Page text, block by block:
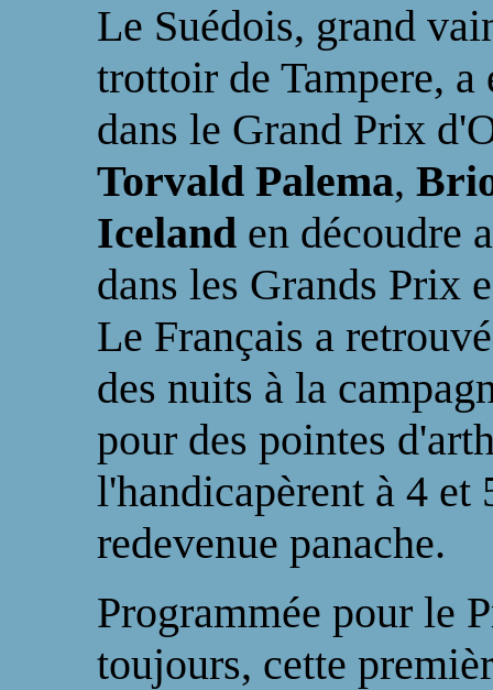
Le Suédois, grand
trottoir de Tampere,
dans le Grand Prix
Torvald Palema,
Iceland en découdre
dans les Grands Prix
Le Français a
des nuits à la
pour des pointes
l'handicapèrent à 4 et
redevenue panache.
Programmée pour le
toujours, cette